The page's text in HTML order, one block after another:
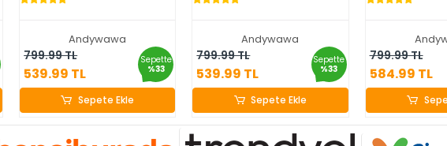
Andywawa
799.99 TL
539.99 TL
Sepette
%33
539.99 TL
Sepete Ekle
Sepete Ekle
Andywawa
799.99 TL
539.99 TL
Sepette
%33
539.99 TL
Sepete Ekle
Sepete Ekle
799.99 TL
584.99 TL